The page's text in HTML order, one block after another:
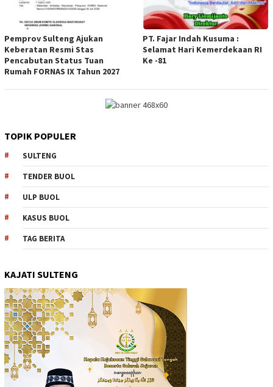
Pemprov Sulteng Ajukan
Keberatan Resmi Stas
Pencabutan Status Tuan
Rumah FORNAS IX Tahun 2027
PT. Fajar Indah Kusuma :
Selamat Hari Kemerdekaan RI
Ke -81
TOPIK POPULER
SULTENG
TENDER BUOL
ULP BUOL
KASUS BUOL
TAG BERITA
KAJATI SULTENG